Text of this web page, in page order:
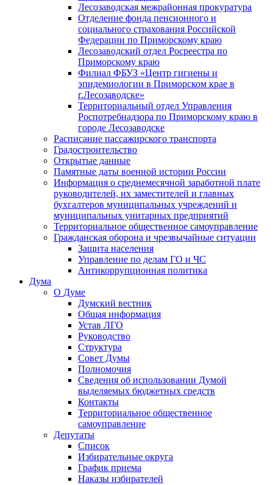
Лесозаводская межрайонная прокуратура
Отделение фонда пенсионного и
социального страхования Российской
Федерации по Приморскому краю
Лесозаводский отдел Росреестра по
Приморскому краю
Филиал ФБУЗ «Центр гигиены и
эпидемиологии в Приморском крае в
г.Лесозаводске»
Территориальный отдел Управления
Роспотребнадзора по Приморскому краю в
городе Лесозаводске
Расписание пассажирского транспорта
Градостроительство
Открытые данные
Памятные даты военной истории России
Информация о среднемесячной заработной плате
руководителей, их заместителей и главных
бухгалтеров муниципальных учреждений и
муниципальных унитарных предприятий
Территориальное общественное самоуправление
Гражданская оборона и чрезвычайные ситуации
Защита населения
Управление по делам ГО и ЧС
Антикоррупционная политика
Дума
О Думе
Думский вестник
Общая информация
Устав ЛГО
Руководство
Структура
Совет Думы
Полномочия
Сведения об использовании Думой
выделяемых бюджетных средств
Контакты
Территориальное общественное
самоуправление
Депутаты
Список
Избирательные округа
График приема
Наказы избирателей